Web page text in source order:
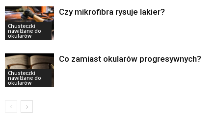
Chusteczki
nawilżane do
okularów
Czy mikrofibra rysuje lakier?
Chusteczki
nawilżane do
okularów
Co zamiast okularów progresywnych?